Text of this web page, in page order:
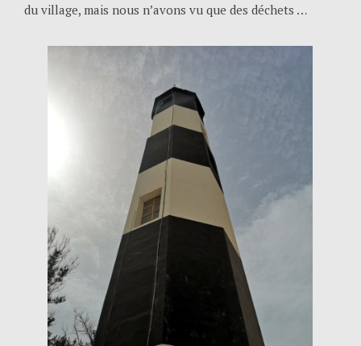
du village, mais nous n’avons vu que des déchets …